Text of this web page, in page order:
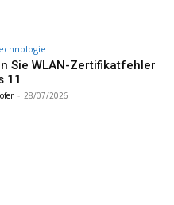
Sie WLAN-Zertifikatfehler
11
- 28/07/2026